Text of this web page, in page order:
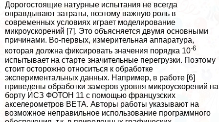
Дорогостоящие натурные испытания не всегда
оправдывают затраты, поэтому важную роль в
современных условиях играет моделирование
микроускорений [7]. Это объясняется двумя основными
причинами. Во-первых, измерительная аппаратура,
которая должна фиксировать значения порядка 10-6
испытывает на старте значительные перегрузки. Поэтому
стоит осторожно относиться к обработке
экспериментальных данных. Например, в работе [6]
приведены обработки замеров уровня микроускорений на
борту ИСЗ ФОТОН 11 с помощью французских
акселерометров ВЕТА. Авторы работы указывают на
возможное неправильное использование программного